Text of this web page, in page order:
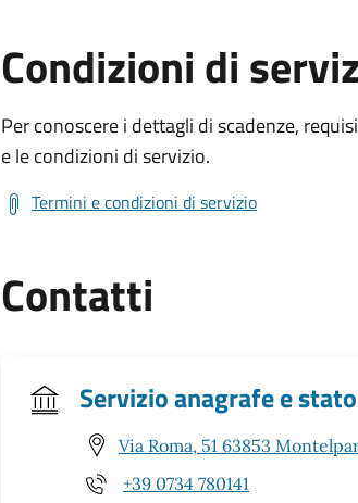
Condizioni di
Per conoscere i dettagli di scadenze,
e le condizioni di servizio.
Termini e condizioni di servizio
Contatti
Servizio anagrafe e
Via Roma, 51 63853
+39 0734 780141